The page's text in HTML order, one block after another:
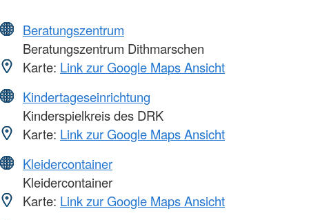
Beratungszentrum
Beratungszentrum Dithmarschen
Karte: Link zur Google Maps Ansicht
Kindertageseinrichtung
Kinderspielkreis des DRK
Karte: Link zur Google Maps Ansicht
Kleidercontainer
Kleidercontainer
Karte: Link zur Google Maps Ansicht